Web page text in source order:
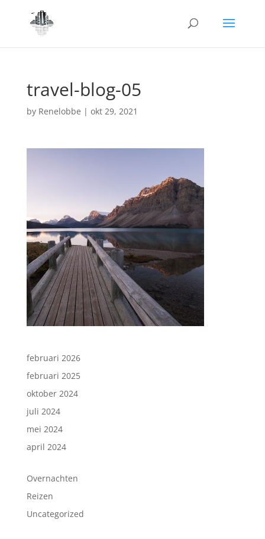
travel-blog-05
by Renelobbe | okt 29, 2021
februari 2026
februari 2025
oktober 2024
juli 2024
mei 2024
april 2024
Overnachten
Reizen
Uncategorized